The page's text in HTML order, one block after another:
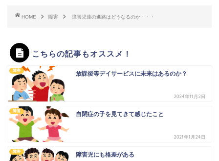
HOME 障害 障害児達の進路はどうなるのか・・・
こちらの記事もオススメ！
障害 放課後等デイサービスに未来はあるのか？
2024年11月2日
障害 自閉症の子を見てきて感じたこと
2021年1月24日
障害 障害児にも格差がある